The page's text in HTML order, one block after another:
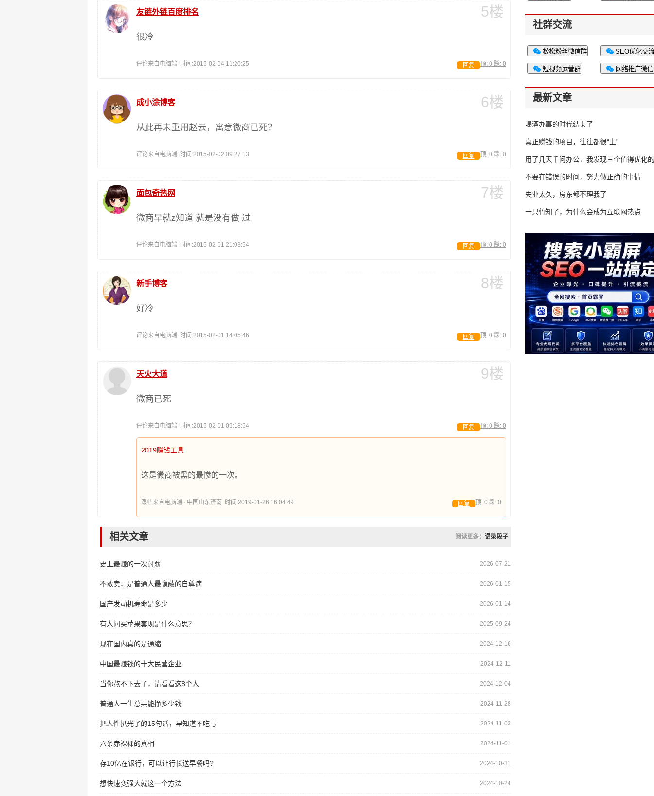
5楼
友链外链百度排名
很冷
评论来自电脑端 时间:2015-02-04 11:20:25 顶: 0 踩: 0
回复
6楼
成小涂博客
从此再未重用赵云，寓意微商已死？
评论来自电脑端 时间:2015-02-02 09:27:13 顶: 0 踩: 0
回复
7楼
面包奇热网
微商早就z知道 就是没有做 过
评论来自电脑端 时间:2015-02-01 21:03:54 顶: 0 踩: 0
回复
8楼
新手博客
好冷
评论来自电脑端 时间:2015-02-01 14:05:46 顶: 0 踩: 0
回复
9楼
天火大道
微商已死
评论来自电脑端 时间:2015-02-01 09:18:54 顶: 0 踩: 0
回复
2019赚钱工具
这是微商被黑的最惨的一次。
跟帖来自电脑端 · 中国山东济南 时间:2019-01-26 16:04:49 顶: 0 踩: 0
回复
相关文章 阅读更多： 语录段子
2026-07-21
史上最赚的一次讨薪
2026-01-15
不敢卖，是普通人最隐蔽的自尊病
2026-01-14
国产发动机寿命是多少
2025-09-24
有人问买苹果套现是什么意思？
2024-12-16
现在国内真的是通缩
2024-12-11
中国最赚钱的十大民营企业
2024-12-04
当你熬不下去了，请看看这8个人
2024-11-28
普通人一生总共能挣多少钱
2024-11-03
把人性扒光了的15句话，早知道不吃亏
2024-11-01
六条赤裸裸的真相
2024-10-31
存10亿在银行，可以让行长送早餐吗?
2024-10-24
想快速变强大就这一个方法
社群交流
松松粉丝微信群 SEO优化交
短视频运营群 网络推广微
最新文章
喝酒办事的时代结束了
真正赚钱的项目，往往都很“土”
用了几天千问办公，我发现三个值得优化
不要在错误的时间，努力做正确的事情
失业太久，房东都不理我了
一只竹知了，为什么会成为互联网热点